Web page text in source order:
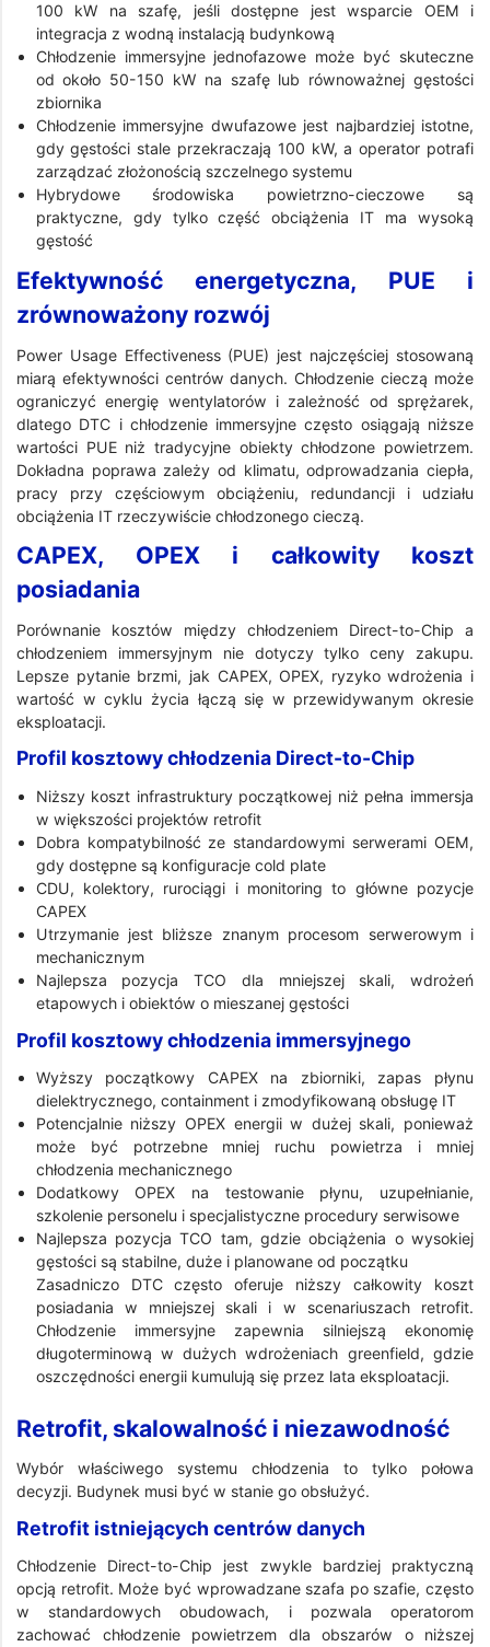
100 kW na szafę, jeśli dostępne jest wsparcie OEM i
integracja z wodną instalacją budynkową
Chłodzenie immersyjne jednofazowe może być skuteczne
od około 50-150 kW na szafę lub równoważnej gęstości
zbiornika
Chłodzenie immersyjne dwufazowe jest najbardziej istotne,
gdy gęstości stale przekraczają 100 kW, a operator potrafi
zarządzać złożonością szczelnego systemu
Hybrydowe środowiska powietrzno-cieczowe są
praktyczne, gdy tylko część obciążenia IT ma wysoką
gęstość
Efektywność energetyczna, PUE i
zrównoważony rozwój
Power Usage Effectiveness (PUE) jest najczęściej stosowaną
miarą efektywności centrów danych. Chłodzenie cieczą może
ograniczyć energię wentylatorów i zależność od sprężarek,
dlatego DTC i chłodzenie immersyjne często osiągają niższe
wartości PUE niż tradycyjne obiekty chłodzone powietrzem.
Dokładna poprawa zależy od klimatu, odprowadzania ciepła,
pracy przy częściowym obciążeniu, redundancji i udziału
obciążenia IT rzeczywiście chłodzonego cieczą.
CAPEX, OPEX i całkowity koszt
posiadania
Porównanie kosztów między chłodzeniem Direct-to-Chip a
chłodzeniem immersyjnym nie dotyczy tylko ceny zakupu.
Lepsze pytanie brzmi, jak CAPEX, OPEX, ryzyko wdrożenia i
wartość w cyklu życia łączą się w przewidywanym okresie
eksploatacji.
Profil kosztowy chłodzenia Direct-to-Chip
Niższy koszt infrastruktury początkowej niż pełna immersja
w większości projektów retrofit
Dobra kompatybilność ze standardowymi serwerami OEM,
gdy dostępne są konfiguracje cold plate
CDU, kolektory, rurociągi i monitoring to główne pozycje
CAPEX
Utrzymanie jest bliższe znanym procesom serwerowym i
mechanicznym
Najlepsza pozycja TCO dla mniejszej skali, wdrożeń
etapowych i obiektów o mieszanej gęstości
Profil kosztowy chłodzenia immersyjnego
Wyższy początkowy CAPEX na zbiorniki, zapas płynu
dielektrycznego, containment i zmodyfikowaną obsługę IT
Potencjalnie niższy OPEX energii w dużej skali, ponieważ
może być potrzebne mniej ruchu powietrza i mniej
chłodzenia mechanicznego
Dodatkowy OPEX na testowanie płynu, uzupełnianie,
szkolenie personelu i specjalistyczne procedury serwisowe
Najlepsza pozycja TCO tam, gdzie obciążenia o wysokiej
gęstości są stabilne, duże i planowane od początku
Zasadniczo DTC często oferuje niższy całkowity koszt
posiadania w mniejszej skali i w scenariuszach retrofit.
Chłodzenie immersyjne zapewnia silniejszą ekonomię
długoterminową w dużych wdrożeniach greenfield, gdzie
oszczędności energii kumulują się przez lata eksploatacji.
Retrofit, skalowalność i niezawodność
Wybór właściwego systemu chłodzenia to tylko połowa
decyzji. Budynek musi być w stanie go obsłużyć.
Retrofit istniejących centrów danych
Chłodzenie Direct-to-Chip jest zwykle bardziej praktyczną
opcją retrofit. Może być wprowadzane szafa po szafie, często
w standardowych obudowach, i pozwala operatorom
zachować chłodzenie powietrzem dla obszarów o niższej